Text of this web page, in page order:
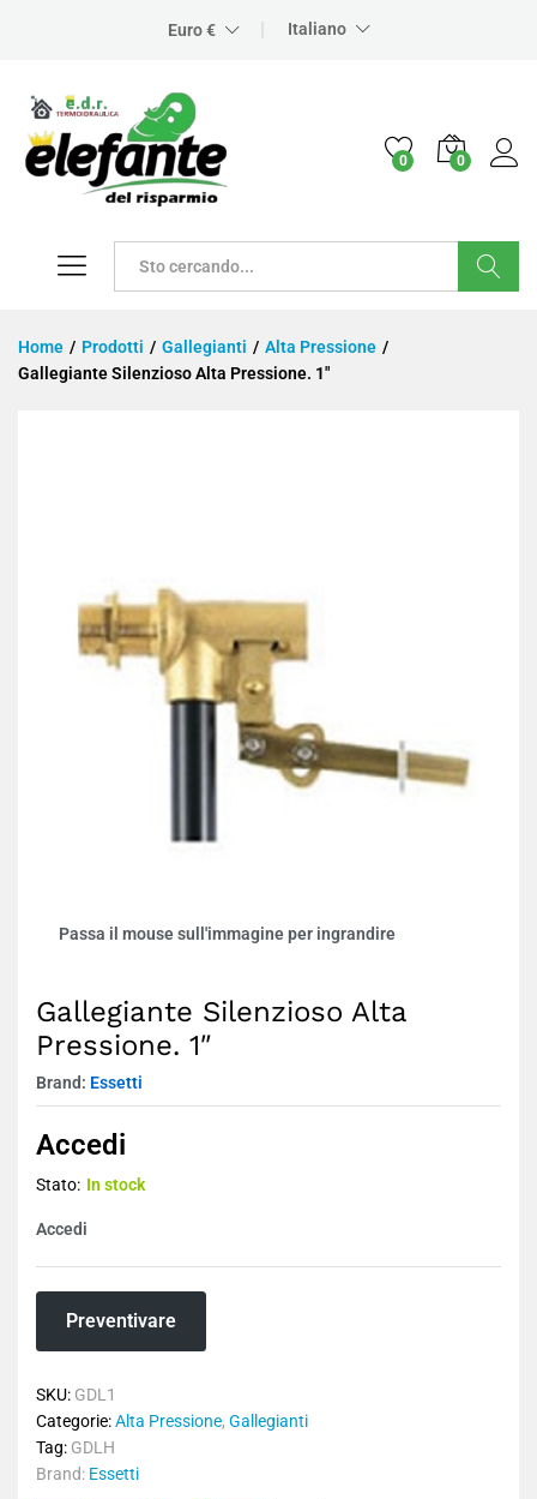
Euro € Italiano
0 0
Home / Prodotti / Gallegianti / Alta Pressione /
Gallegiante Silenzioso Alta Pressione. 1″
Passa il mouse sull'immagine per ingrandire
Gallegiante Silenzioso Alta
Pressione. 1″
Brand: Essetti
Accedi
Stato: In stock
Accedi
Preventivare
SKU: GDL1
Categorie:Alta Pressione, Gallegianti
Tag: GDLH
Brand: Essetti